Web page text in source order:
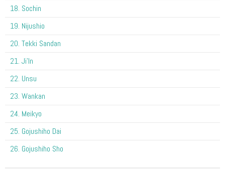
18. Sochin
19. Nijushio
20. Tekki Sandan
21. Ji'In
22. Unsu
23. Wankan
24. Meikyo
25. Gojushiho Dai
26. Gojushiho Sho